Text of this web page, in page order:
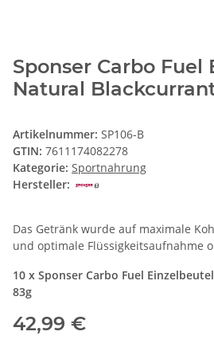
Sponser Carbo Fuel
Natural
Artikelnummer: SP106-B
GTIN: 7611174082278
Kategorie: Sportnahrung
Hersteller:
Das Getränk wurde auf maximale
und optimale Flüssigkeitsaufnahme
10 x Sponser Carbo Fuel
83g
42,99 €